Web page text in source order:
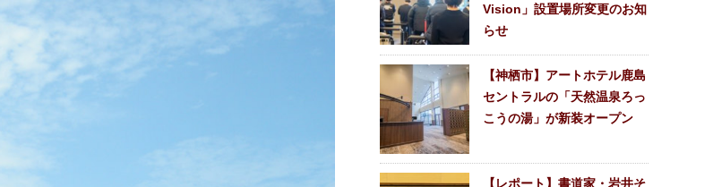
Vision」設置場所変更のお知
らせ
【神栖市】アートホテル鹿島
セントラルの「天然温泉ろっ
こうの湯」が新装オープン
【レポート】書道家・岩井そ